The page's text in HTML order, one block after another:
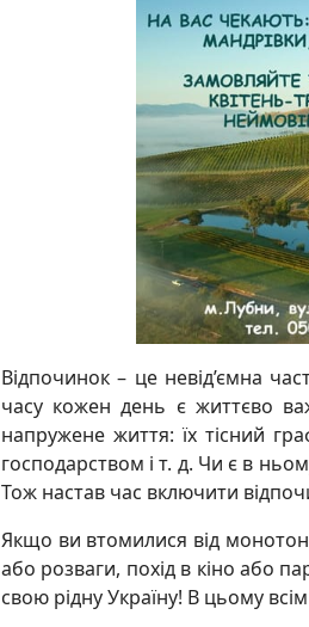
Відпочинок – це невід’ємна
часу кожен день є життєво
напружене життя: їх тісний
господарством і т. д. Чи є в
Тож настав час включити
Якщо ви втомилися від
або розваги, похід в кіно або
свою рідну Україну! В цьому